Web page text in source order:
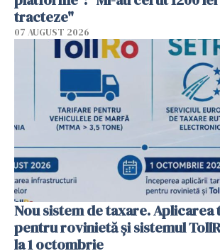
tracteze"
07 AUGUST 2026
Nou sistem de taxare.
pentru rovinietă şi sistemul
la 1 octombrie